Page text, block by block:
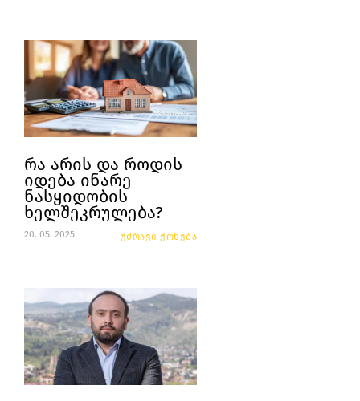
რა არის და როდის
იდება ინარე
ნასყიდობის
ხელშეკრულება?
20. 05. 2025 უძრავი ქონება